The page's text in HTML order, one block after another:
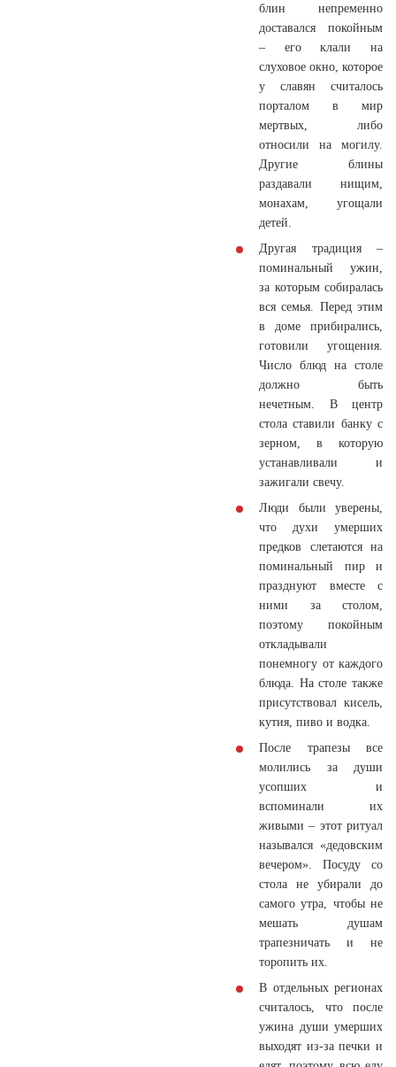
блин непременно
доставался покойным
– его клали на
слуховое окно, которое
у славян считалось
порталом в мир
мертвых, либо
относили на могилу.
Другие блины
раздавали нищим,
монахам, угощали
детей.
Другая традиция –
поминальный ужин,
за которым собиралась
вся семья. Перед этим
в доме прибирались,
готовили угощения.
Число блюд на столе
должно быть
нечетным. В центр
стола ставили банку с
зерном, в которую
устанавливали и
зажигали свечу.
Люди были уверены,
что духи умерших
предков слетаются на
поминальный пир и
празднуют вместе с
ними за столом,
поэтому покойным
откладывали
понемногу от каждого
блюда. На столе также
присутствовал кисель,
кутия, пиво и водка.
После трапезы все
молились за души
усопших и
вспоминали их
живыми – этот ритуал
назывался «дедовским
вечером». Посуду со
стола не убирали до
самого утра, чтобы не
мешать душам
трапезничать и не
торопить их.
В отдельных регионах
считалось, что после
ужина души умерших
выходят из-за печки и